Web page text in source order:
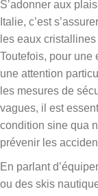
S’adonner aux
Italie, c’est
les eaux
Toutefois, pour une
une attention
les mesures de
vagues, il est
condition sine qua
prévenir les
En parlant
ou des skis